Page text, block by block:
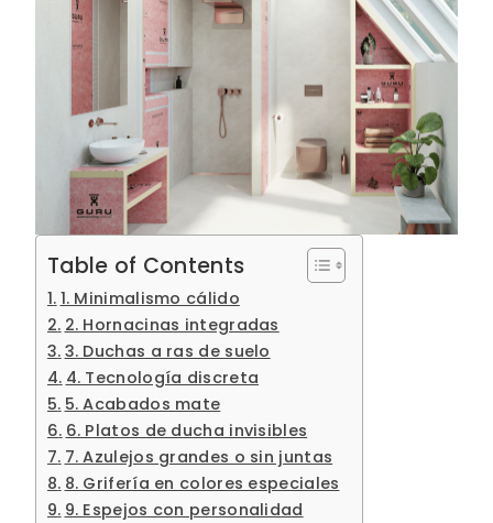
Table of Contents
1. Minimalismo cálido
2. Hornacinas integradas
3. Duchas a ras de suelo
4. Tecnología discreta
5. Acabados mate
6. Platos de ducha invisibles
7. Azulejos grandes o sin juntas
8. Grifería en colores especiales
9. Espejos con personalidad